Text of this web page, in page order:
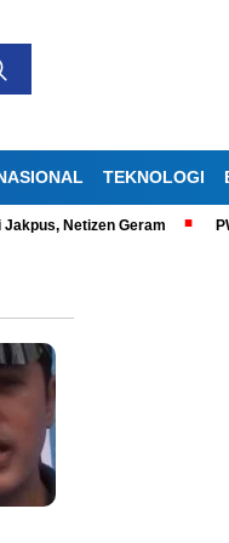
TEKNOLOGI
Netizen Geram